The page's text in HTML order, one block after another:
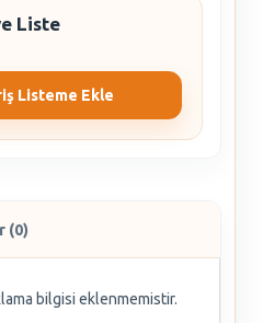
Liste
Listeme Ekle
(0)
bilgisi eklenmemistir.